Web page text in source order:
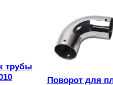
трубы
Поворот для